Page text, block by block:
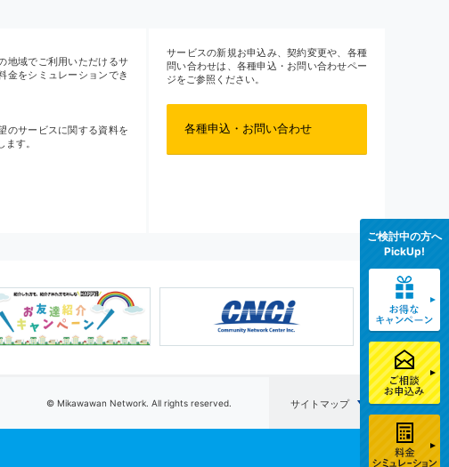
地域でご利用いただけるサ
金をシミュレーションでき
のサービスに関する資料を
ます。
サービスの新規お申込み、契約変更や、各種
問い合わせは、各種申込・お問い合わせペー
ジをご参照ください。
各種申込・お問い合わせ
© Mikawawan Network. All rights reserved. サイトマップ
ご検討中の方へ
PickUp!